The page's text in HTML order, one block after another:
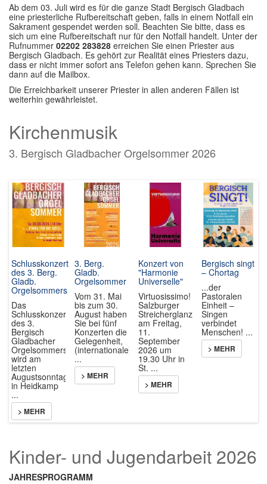
Ab dem 03. Juli wird es für die ganze Stadt Bergisch Gladbach
eine priesterliche Rufbereitschaft geben, falls in einem Notfall ein
Sakrament gespendet werden soll. Beachten Sie bitte, dass es
sich um eine Rufbereitschaft nur für den Notfall handelt. Unter der
Rufnummer 02202 283828 erreichen Sie einen Priester aus
Bergisch Gladbach. Es gehört zur Realität eines Priesters dazu,
dass er nicht immer sofort ans Telefon gehen kann. Sprechen Sie
dann auf die Mailbox.
Die Erreichbarkeit unserer Priester in allen anderen Fällen ist
weiterhin gewährleistet.
Kirchenmusik
3. Bergisch Gladbacher Orgelsommer 2026
Schlusskonzert
des 3. Berg.
Gladb.
Orgelsommers
Das
Schlusskonzert
des 3.
Bergisch
Gladbacher
Orgelsommers
wird am
letzten
Augustsonntag
in Heidkamp
...
> MEHR
3. Berg.
Gladb.
Orgelsommer
Vom 31. Mai
bis zum 30.
August haben
Sie bei fünf
Konzerten die
Gelegenheit,
(internationale)
...
> MEHR
Konzert von
"Harmonie
Universelle"
Virtuosissimo!
Salzburger
Streicherglanz
am Freitag,
11.
September
2026 um
19.30 Uhr in
St. ...
> MEHR
Bergisch singt
– Chortag
...der
Pastoralen
Einheit –
Singen
verbindet
Menschen! ...
> MEHR
Kinder- und Jugendarbeit 2026
JAHRESPROGRAMM